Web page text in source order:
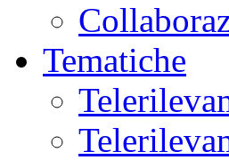
Tematiche